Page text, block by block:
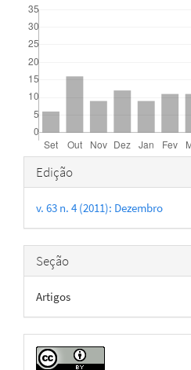
Detalhes
do
artigo
Edição
v. 63 n. 4 (2011): Dezembro
Seção
Artigos